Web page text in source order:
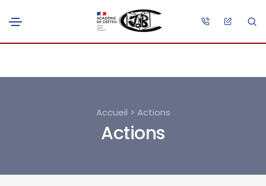
Accueil > Actions
Actions